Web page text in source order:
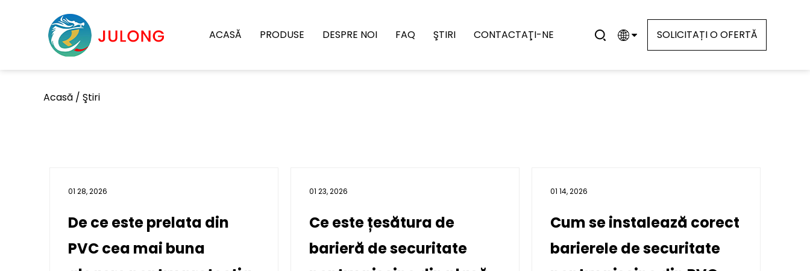
ACASĂ PRODUSE DESPRE NOI FAQ ŞTIRI CONTACTAŢI-NE SOLICITAȚI O OFERTĂ
Acasă / Ştiri
01 28, 2026
De ce este prelata din
PVC cea mai buna
01 23, 2026
Ce este țesătura de
barieră de securitate
01 14, 2026
Cum se instalează corect
barierele de securitate